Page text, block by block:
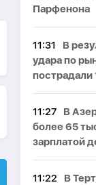
Парфенона
11:31
В
удара по
пострадали
11:27
В
более 65
зарплатой
11:22
В